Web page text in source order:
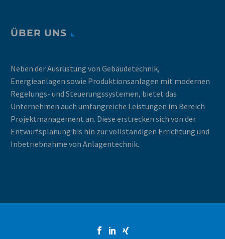
ÜBER UNS
Neben der Ausrüstung von Gebäudetechnik,
Energieanlagen sowie Produktionsanlagen mit modernen
Regelungs- und Steuerungssystemen, bietet das
Unternehmen auch umfangreiche Leistungen im Bereich
Projektmanagement an. Diese erstrecken sich von der
Entwurfsplanung bis hin zur vollständigen Errichtung und
Inbetriebnahme von Anlagentechnik.